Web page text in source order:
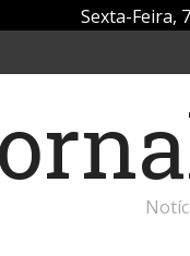
Sexta-Feira,